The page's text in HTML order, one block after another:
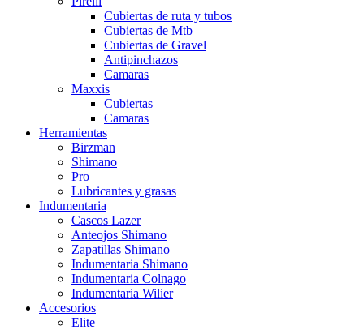
Cubiertas de ruta y tubos
Cubiertas de Mtb
Cubiertas de Gravel
Antipinchazos
Camaras
Maxxis
Cubiertas
Camaras
Herramientas
Birzman
Shimano
Pro
Lubricantes y grasas
Indumentaria
Cascos Lazer
Anteojos Shimano
Zapatillas Shimano
Indumentaria Shimano
Indumentaria Colnago
Indumentaria Wilier
Accesorios
Elite